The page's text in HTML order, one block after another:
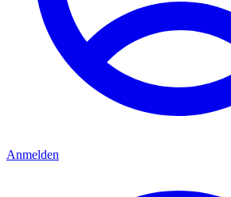
Anmelden